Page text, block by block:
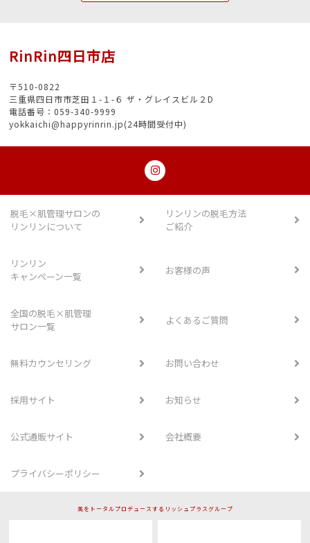
RinRin四日市店
〒510-0822
三重県四日市市芝田１-１-６ ザ・グレイスビル２D
電話番号：059-340-9999
yokkaichi@happyrinrin.jp(24時間受付中)
脱毛×肌管理サロンの
リンリンについて
リンリンの脱毛方法
ご紹介
リンリン
キャンペーン一覧
お客様の声
全国の脱毛×肌管理
サロン一覧
よくあるご質問
無料カウンセリング お問い合わせ
採用サイト お知らせ
公式通販サイト 会社概要
プライバシーポリシー
美をトータルプロデュースするリッシュプラスグループ